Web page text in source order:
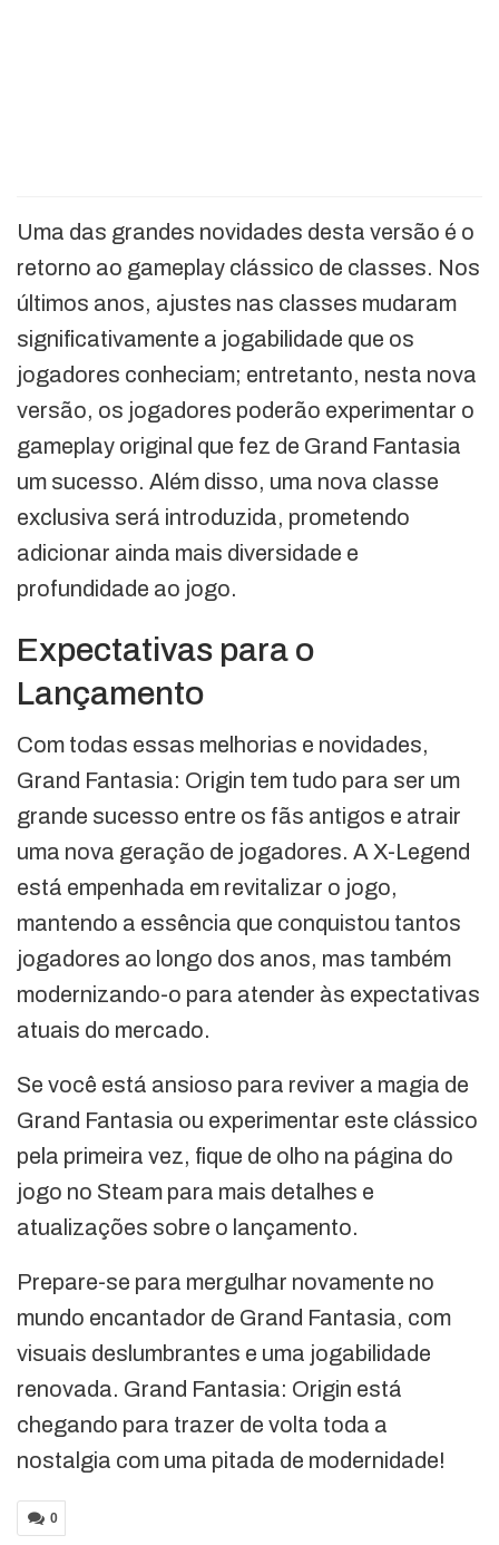
Uma das grandes novidades desta versão é o
retorno ao gameplay clássico de classes. Nos
últimos anos, ajustes nas classes mudaram
significativamente a jogabilidade que os
jogadores conheciam; entretanto, nesta nova
versão, os jogadores poderão experimentar o
gameplay original que fez de Grand Fantasia
um sucesso. Além disso, uma nova classe
exclusiva será introduzida, prometendo
adicionar ainda mais diversidade e
profundidade ao jogo.
Expectativas para o
Lançamento
Com todas essas melhorias e novidades,
Grand Fantasia: Origin tem tudo para ser um
grande sucesso entre os fãs antigos e atrair
uma nova geração de jogadores. A X-Legend
está empenhada em revitalizar o jogo,
mantendo a essência que conquistou tantos
jogadores ao longo dos anos, mas também
modernizando-o para atender às expectativas
atuais do mercado.
Se você está ansioso para reviver a magia de
Grand Fantasia ou experimentar este clássico
pela primeira vez, fique de olho na página do
jogo no Steam para mais detalhes e
atualizações sobre o lançamento.
Prepare-se para mergulhar novamente no
mundo encantador de Grand Fantasia, com
visuais deslumbrantes e uma jogabilidade
renovada. Grand Fantasia: Origin está
chegando para trazer de volta toda a
nostalgia com uma pitada de modernidade!
0